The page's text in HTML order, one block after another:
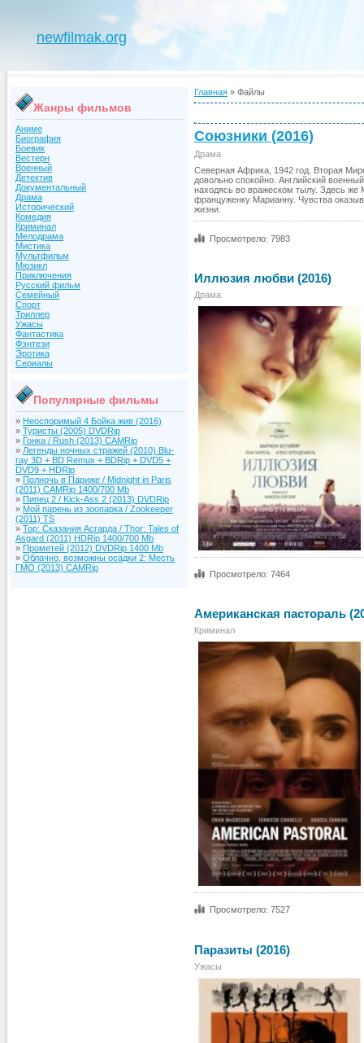
newfilmak.org
Жанры фильмов
Аниме
Биография
Боевик
Вестерн
Военный
Детектив
Документальный
Драма
Исторический
Комедия
Криминал
Мелодрама
Мистика
Мультфильм
Мюзикл
Приключения
Русский фильм
Семейный
Спорт
Триллер
Ужасы
Фантастика
Фэнтези
Эротика
Сериалы
Популярные фильмы
» Неоспоримый 4 Бойка жив (2016)
» Туристы (2005) DVDRip
» Гонка / Rush (2013) CAMRip
» Легенды ночных стражей (2010) Blu-
ray 3D + BD Remux + BDRip + DVD5 +
DVD9 + HDRip
» Полночь в Париже / Midnight in Paris
(2011) CAMRip 1400/700 Mb
» Пипец 2 / Kick-Ass 2 (2013) DVDRip
» Мой парень из зоопарка / Zookeeper
(2011) TS
» Тор: Сказания Асгарда / Thor: Tales of
Asgard (2011) HDRip 1400/700 Mb
» Прометей (2012) DVDRip 1400 Mb
» Облачно, возможны осадки 2: Месть
ГМО (2013) CAMRip
Главная » Файлы
Союзники (2016)
Драма
Северная Африка, 1942 год. Вторая
довольно спокойно. Английский
находясь во вражеском тылу. Здесь же
француженку Марианну. Чувства
жизни.
Просмотрело: 7983
Иллюзия любви (2016)
Драма
Просмотрело: 7464
Американская пастораль
Криминал
Просмотрело: 7527
Паразиты (2016)
Ужасы